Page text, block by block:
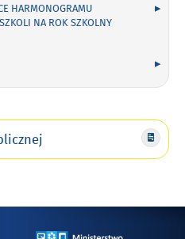
HARMONOGRAMU
NA ROK SZKOLNY